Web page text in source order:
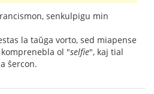
senkulpigu min
la taŭga vorto, sed miapense
ol "selfie", kaj tial
ŝercon.